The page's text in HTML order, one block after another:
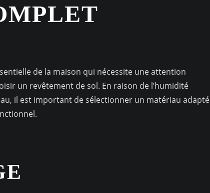
de la maison qui nécessite une attention
un revêtement de sol. En raison de l’humidité
il est important de sélectionner un matériau adapté